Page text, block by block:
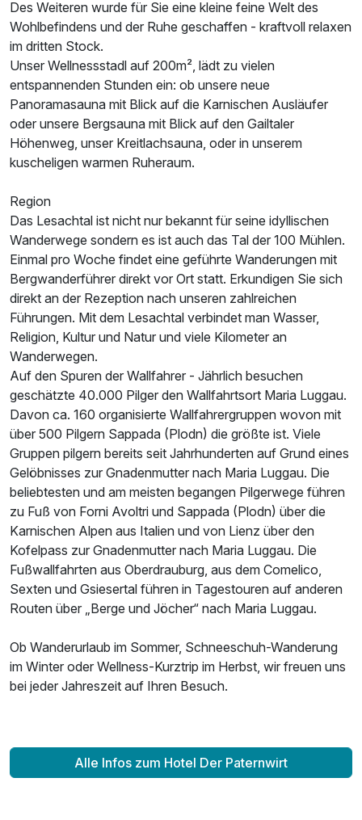
Des Weiteren wurde für Sie eine kleine feine Welt des
Wohlbefindens und der Ruhe geschaffen - kraftvoll relaxen
im dritten Stock.
Unser Wellnessstadl auf 200m², lädt zu vielen
entspannenden Stunden ein: ob unsere neue
Panoramasauna mit Blick auf die Karnischen Ausläufer
oder unsere Bergsauna mit Blick auf den Gailtaler
Höhenweg, unser Kreitlachsauna, oder in unserem
kuscheligen warmen Ruheraum.
Region
Das Lesachtal ist nicht nur bekannt für seine idyllischen
Wanderwege sondern es ist auch das Tal der 100 Mühlen.
Einmal pro Woche findet eine geführte Wanderungen mit
Bergwanderführer direkt vor Ort statt. Erkundigen Sie sich
direkt an der Rezeption nach unseren zahlreichen
Führungen. Mit dem Lesachtal verbindet man Wasser,
Religion, Kultur und Natur und viele Kilometer an
Wanderwegen.
Auf den Spuren der Wallfahrer - Jährlich besuchen
geschätzte 40.000 Pilger den Wallfahrtsort Maria Luggau.
Davon ca. 160 organisierte Wallfahrergruppen wovon mit
über 500 Pilgern Sappada (Plodn) die größte ist. Viele
Gruppen pilgern bereits seit Jahrhunderten auf Grund eines
Gelöbnisses zur Gnadenmutter nach Maria Luggau. Die
beliebtesten und am meisten begangen Pilgerwege führen
zu Fuß von Forni Avoltri und Sappada (Plodn) über die
Karnischen Alpen aus Italien und von Lienz über den
Kofelpass zur Gnadenmutter nach Maria Luggau. Die
Fußwallfahrten aus Oberdrauburg, aus dem Comelico,
Sexten und Gsiesertal führen in Tagestouren auf anderen
Routen über „Berge und Jöcher“ nach Maria Luggau.
Ob Wanderurlaub im Sommer, Schneeschuh-Wanderung
im Winter oder Wellness-Kurztrip im Herbst, wir freuen uns
bei jeder Jahreszeit auf Ihren Besuch.
Alle Infos zum Hotel Der Paternwirt